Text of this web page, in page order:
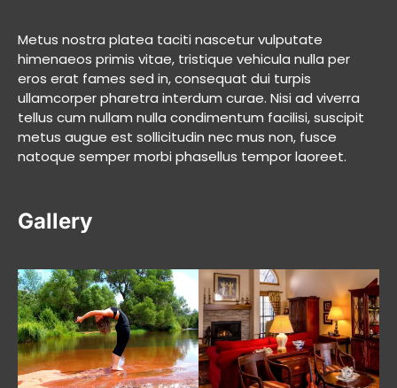
Metus nostra platea taciti nascetur vulputate
himenaeos primis vitae, tristique vehicula nulla per
eros erat fames sed in, consequat dui turpis
ullamcorper pharetra interdum curae. Nisi ad viverra
tellus cum nullam nulla condimentum facilisi, suscipit
metus augue est sollicitudin nec mus non, fusce
natoque semper morbi phasellus tempor laoreet.
Gallery